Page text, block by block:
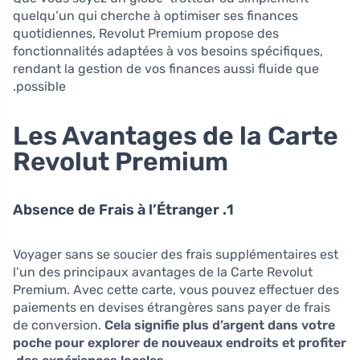
quelqu’un qui cherche à optimiser ses finances
quotidiennes, Revolut Premium propose des
fonctionnalités adaptées à vos besoins spécifiques,
rendant la gestion de vos finances aussi fluide que
possible.
Les Avantages de la Carte
Revolut Premium
1. Absence de Frais à l’Étranger
Voyager sans se soucier des frais supplémentaires est
l’un des principaux avantages de la Carte Revolut
Premium. Avec cette carte, vous pouvez effectuer des
paiements en devises étrangères sans payer de frais
de conversion. Cela signifie plus d’argent dans votre
poche pour explorer de nouveaux endroits et profiter